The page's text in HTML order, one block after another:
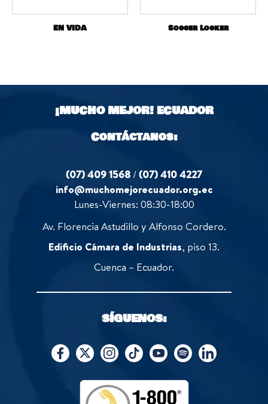
EN VIDA Soccer Locker
¡MUCHO MEJOR!ECUADOR
Contáctanos:
(07) 409 1568 /(07) 410 4227
info@muchomejorecuador.org.ec
Lunes-Viernes: 08:30-18:00
Av. Florencia Astudillo y Alfonso Cordero.
Edificio Cámara de Industrias, piso 13.
Cuenca – Ecuador.
SÍGUENOS: